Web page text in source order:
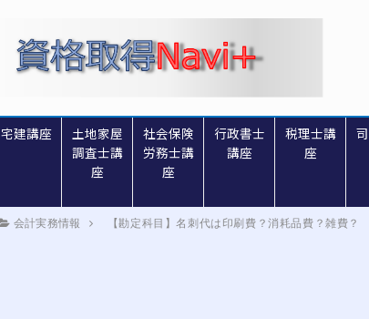
宅建講座
土地家屋
調査士講
座
社会保険
労務士講
座
行政書士
講座
税理士講
座
会計実務情報 【勘定科目】名刺代は印刷費？消耗品費？雑費？